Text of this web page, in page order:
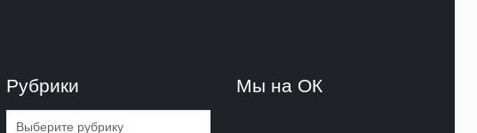
Рубрики
Рубрики
Мы на ОК